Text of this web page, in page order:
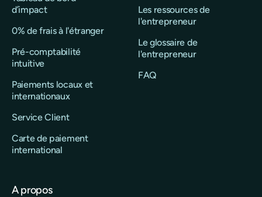
d’impact
0% de frais à l'étranger
Pré-comptabilité
intuitive
Paiements locaux et
internationaux
Service Client
Carte de paiement
international
Les ressources de
l'entrepreneur
Le glossaire de
l'entrepreneur
FAQ
A propos